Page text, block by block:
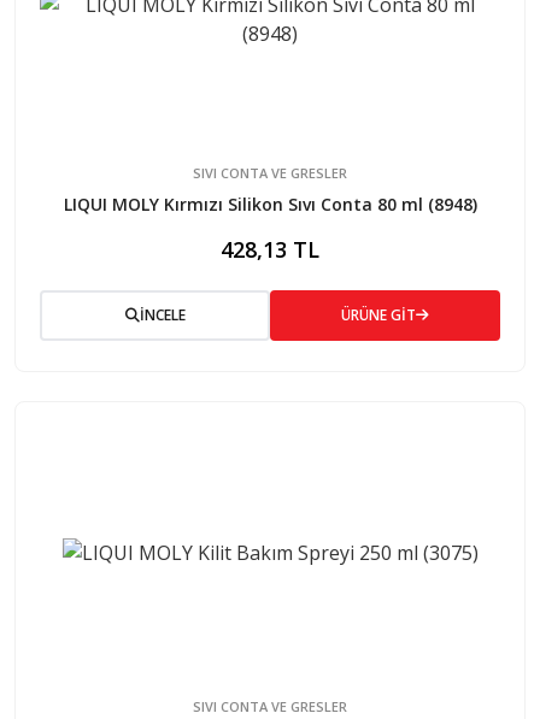
SIVI CONTA VE GRESLER
LIQUI MOLY Kırmızı Silikon Sıvı Conta 80 ml (8948)
428,13 TL
İNCELE ÜRÜNE GİT
SIVI CONTA VE GRESLER